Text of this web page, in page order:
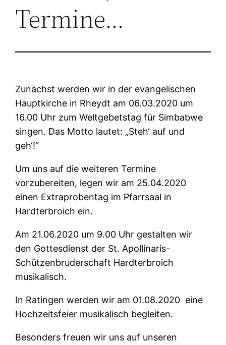
Termine…
Zunächst werden wir in der evangelischen
Hauptkirche in Rheydt am 06.03.2020 um
16.00 Uhr zum Weltgebetstag für Simbabwe
singen. Das Motto lautet: „Steh‘ auf und
geh‘!“
Um uns auf die weiteren Termine
vorzubereiten, legen wir am 25.04.2020
einen Extraprobentag im Pfarrsaal in
Hardterbroich ein.
Am 21.06.2020 um 9.00 Uhr gestalten wir
den Gottesdienst der St. Apollinaris-
Schützenbruderschaft Hardterbroich
musikalisch.
In Ratingen werden wir am 01.08.2020 eine
Hochzeitsfeier musikalisch begleiten.
Besonders freuen wir uns auf unseren